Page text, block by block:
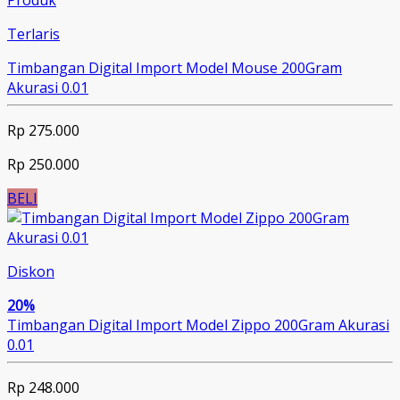
Terlaris
Timbangan Digital Import Model Mouse 200Gram
Akurasi 0.01
Rp 275.000
Rp 250.000
BELI
Diskon
20%
Timbangan Digital Import Model Zippo 200Gram Akurasi
0.01
Rp 248.000